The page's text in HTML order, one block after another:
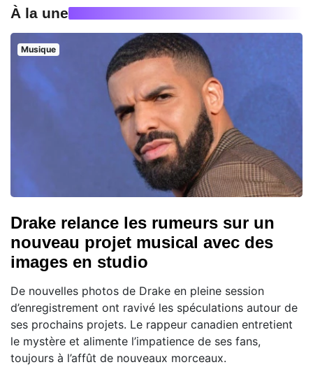
À la une
Musique
Drake relance les rumeurs sur un
nouveau projet musical avec des
images en studio
De nouvelles photos de Drake en pleine session
d’enregistrement ont ravivé les spéculations autour de
ses prochains projets. Le rappeur canadien entretient
le mystère et alimente l’impatience de ses fans,
toujours à l’affût de nouveaux morceaux.